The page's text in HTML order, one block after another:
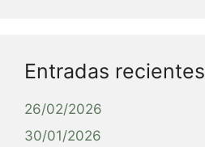
Entradas recientes
26/02/2026
30/01/2026